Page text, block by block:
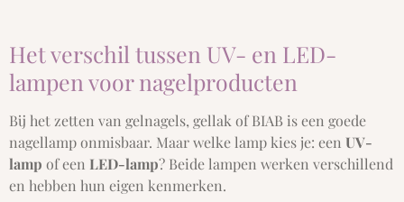
Het verschil tussen UV- en LED-
lampen voor nagelproducten
Bij het zetten van gelnagels, gellak of BIAB is een goede
nagellamp onmisbaar. Maar welke lamp kies je: een UV-
lamp of een LED-lamp? Beide lampen werken verschillend
en hebben hun eigen kenmerken.